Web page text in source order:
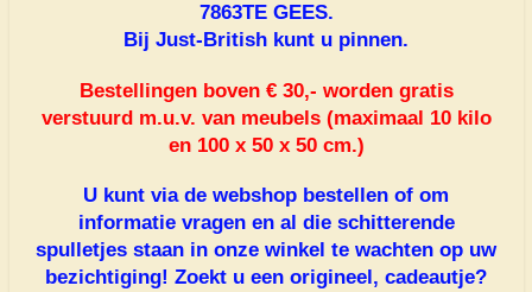
7863TE GEES.
Bij Just-British kunt u pinnen.
Bestellingen boven € 30,- worden gratis
verstuurd m.u.v. van meubels (maximaal 10 kilo
en 100 x 50 x 50 cm.)
U kunt via de webshop bestellen of om
informatie vragen en al die schitterende
spulletjes staan in onze winkel te wachten op uw
bezichtiging! Zoekt u een origineel, cadeautje?